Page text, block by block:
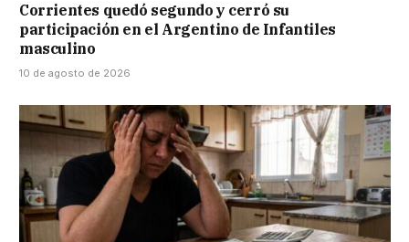
Corrientes quedó segundo y cerró su
participación en el Argentino de Infantiles
masculino
10 de agosto de 2026